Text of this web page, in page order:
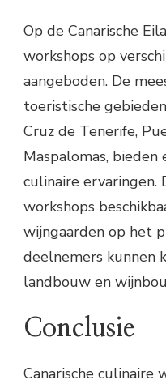
Op de Canarische
workshops op
aangeboden. De
toeristische
Cruz de Tenerife,
Maspalomas, bieden
culinaire ervaringen.
workshops
wijngaarden op het
deelnemers kunnen
landbouw en
Conclusie
Canarische culinaire